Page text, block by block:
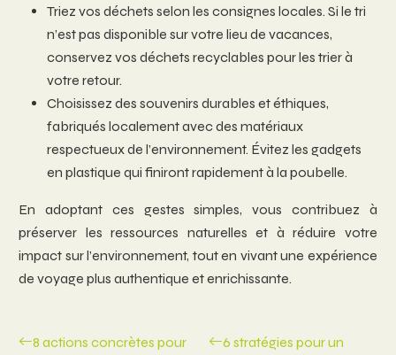
Triez vos déchets selon les consignes locales. Si le tri
n’est pas disponible sur votre lieu de vacances,
conservez vos déchets recyclables pour les trier à
votre retour.
Choisissez des souvenirs durables et éthiques,
fabriqués localement avec des matériaux
respectueux de l’environnement. Évitez les gadgets
en plastique qui finiront rapidement à la poubelle.
En adoptant ces gestes simples, vous contribuez à
préserver les ressources naturelles et à réduire votre
impact sur l’environnement, tout en vivant une expérience
de voyage plus authentique et enrichissante.
8 actions concrètes pour
6 stratégies pour un